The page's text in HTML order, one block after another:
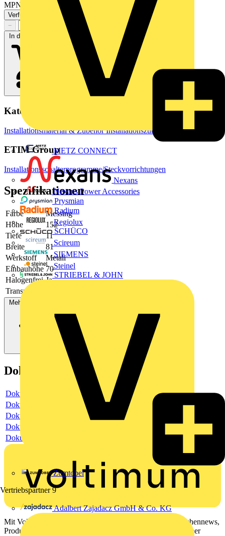
METZ CONNECT
Nexans
Nexans Power Accessories
Prysmian
Radium
Regiolux
SCHÜCO
Scireum
SIEMENS
Steinel
STRIEBEL & JOHN
Zumtobel
Vertriebspartner 9
Adalbert Zajadacz GmbH & Co. KG
MPN: ME 2982 C
Verfügbar: 2 Händler
−
In den Warenkorb
Kategorien
Installationsmaterial & ZubehörInstallationszubehör
ETIM Group
Installationsschalterprogramme/Steckvorrichtungen
Spezifikationen
Farbe
Messing
Höhe
152
Tiefe
11
Breite
81
Werkstoff
Metall
Einbauhöhe 70
Halogenfrei Ja
Transparent
Mehr anzeigen
Dokumente
Dokument
Dokument
Dokument
Dokument
Dokument
Mit Voltimum erhalten Elektrofachkräfte Zugang zu Branchennews,
Produktinformationen, Schulungen und Tools – alles auf einer